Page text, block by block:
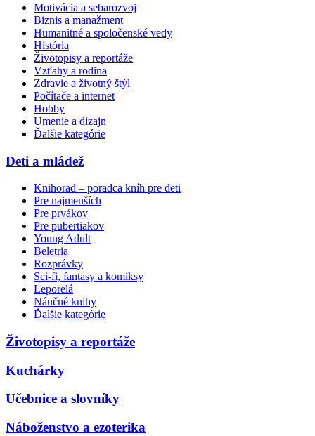
Motivácia a sebarozvoj
Biznis a manažment
Humanitné a spoločenské vedy
História
Životopisy a reportáže
Vzťahy a rodina
Zdravie a životný štýl
Počítače a internet
Hobby
Umenie a dizajn
Ďalšie kategórie
Deti a mládež
Knihorad – poradca kníh pre deti
Pre najmenších
Pre prvákov
Pre pubertiakov
Young Adult
Beletria
Rozprávky
Sci-fi, fantasy a komiksy
Leporelá
Náučné knihy
Ďalšie kategórie
Životopisy a reportáže
Kuchárky
Učebnice a slovníky
Náboženstvo a ezoterika